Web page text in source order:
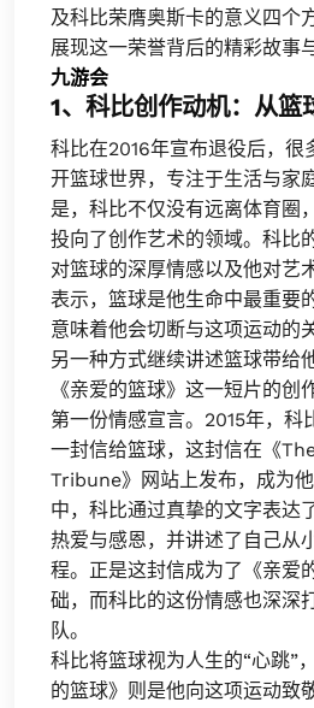
及科比荣膺奥斯卡的意义四个
展现这一荣誉背后的精彩故事
九游会
1、科比创作动机：从篮
科比在2016年宣布退役后，很
开篮球世界，专注于生活与家
是，科比不仅没有远离体育圈
投向了创作艺术的领域。科比
对篮球的深厚情感以及他对艺
表示，篮球是他生命中最重要
意味着他会切断与这项运动的
另一种方式继续讲述篮球带给
《亲爱的篮球》这一短片的创
第一份情感宣言。2015年，科
一封信给篮球，这封信在《
Tribune》网站上发布，成为
中，科比通过真挚的文字表达
热爱与感恩，并讲述了自己从
程。正是这封信成为了《亲爱
础，而科比的这份情感也深深
队。
科比将篮球视为人生的“心跳”
的篮球》则是他向这项运动致